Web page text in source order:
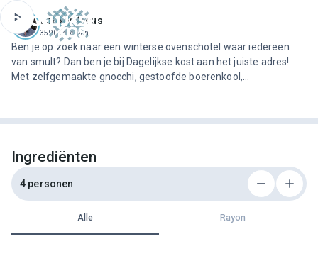
Jeroen Meus
3590 recepten
Ben je op zoek naar een winterse ovenschotel waar iedereen
van smult? Dan ben je bij Dagelijkse kost aan het juiste adres!
Met zelfgemaakte gnocchi, gestoofde boerenkool,
Ingrediënten
4 personen
Alle Rayon